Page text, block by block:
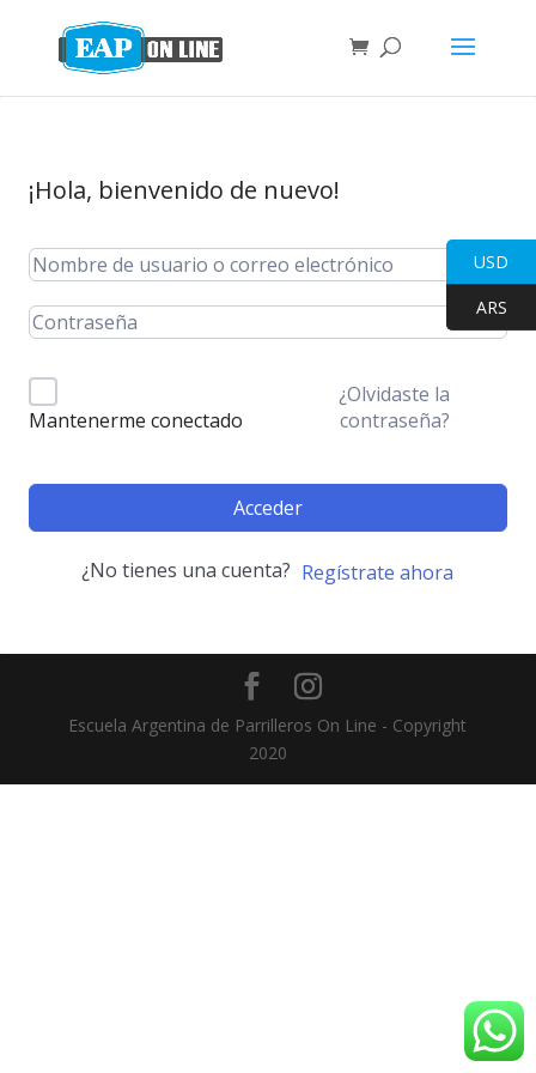
¡Hola, bienvenido de nuevo!
Mantenerme conectado
¿Olvidaste la
contraseña?
Acceder
¿No tienes una cuenta? Regístrate ahora
Escuela Argentina de Parrilleros On Line - Copyright
2020
USD
ARS